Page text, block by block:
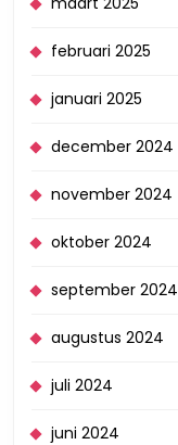
februari 2025
januari 2025
december 2024
november 2024
oktober 2024
september 2024
augustus 2024
juli 2024
juni 2024